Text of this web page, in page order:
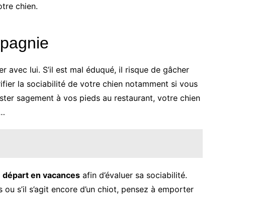
chien.
avec lui. S’il est mal éduqué, il risque de gâcher
la sociabilité de votre chien notamment si vous
sagement à vos pieds au restaurant, votre chien
départ en vacances afin d’évaluer sa sociabilité.
s’il s’agit encore d’un chiot, pensez à emporter